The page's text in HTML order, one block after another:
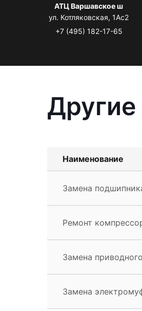
АТЦ Варшавское ш
ул. Котляковская, 1Ас2
+7 (495) 182-17-65
Наименование
Замена
Ремонт
Замена
Замена